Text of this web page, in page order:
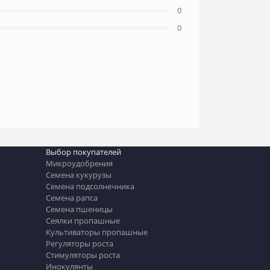
0
0
Выбор покупателей
Микроудобрения
Семена кукурузы
Семена подсолнечника
Семена рапса
Семена пшеницы
Сеялки пропашные
Культиваторы пропашные
Регуляторы роста
Стимуляторы роста
Инокулянты